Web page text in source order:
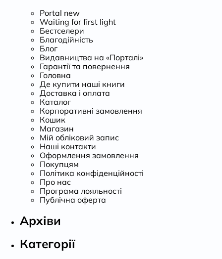
Portal new
Waiting for first light
Бестселери
Благодійність
Блог
Видавництва на «Порталі»
Гарантії та повернення
Головна
Де купити наші книги
Доставка і оплата
Каталог
Корпоративні замовлення
Кошик
Магазин
Мій обліковий запис
Наші контакти
Оформлення замовлення
Покупцям
Політика конфіденційності
Про нас
Програма лояльності
Публічна оферта
Архіви
Категорії